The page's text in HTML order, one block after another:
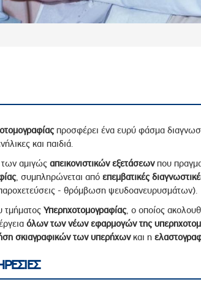
και Συνεργατών
των Δικαιωμάτων των
προσφέρει ένα ευρύ φάσμα
και παιδιά.
αμιγώς απεικονιστικών εξετάσεωνπου
, συμπληρώνεται από επεμβατικές
- θρόμβωση ψευδοανευρυσμάτων).
τμήματοςΥπερηχοτομογραφίας, ο οποίος
όλων των νέων εφαρμογών της
σκιαγραφικών των υπερήχωνκαι η